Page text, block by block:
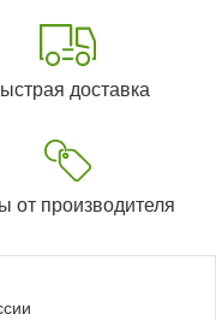
доставка
от производителя